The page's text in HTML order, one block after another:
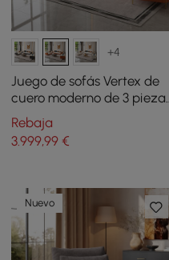
+4
Juego de sofás Vertex de
cuero moderno de 3
para sala
Rebaja
3.999,99 €
Nuevo